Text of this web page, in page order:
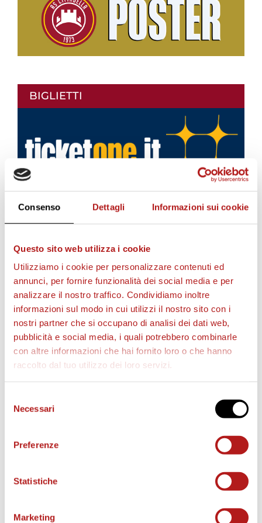
Consenso Dettagli Informazioni sui cookie
Questo sito web utilizza i cookie
Utilizziamo i cookie per personalizzare contenuti ed
annunci, per fornire funzionalità dei social media e per
analizzare il nostro traffico. Condividiamo inoltre
informazioni sul modo in cui utilizzi il nostro sito con i
nostri partner che si occupano di analisi dei dati web,
pubblicità e social media, i quali potrebbero combinarle
con altre informazioni che hai fornito loro o che hanno
raccolto dal tuo utilizzo dei loro servizi.
delNecessari
Preferenze
Statistiche
Marketing
BIGLIETTI
AS CITTADELLA STORE